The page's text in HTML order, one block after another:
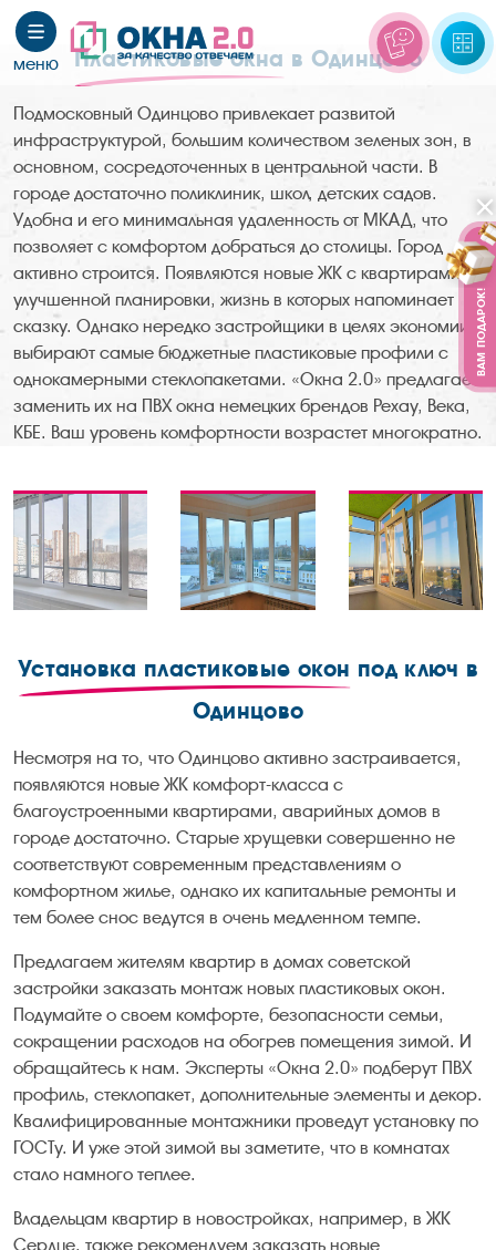
Пластиковые окна в Одинцово
Подмосковный Одинцово привлекает развитой
инфраструктурой, большим количеством зеленых зон, в
основном, сосредоточенных в центральной части. В
городе достаточно поликлиник, школ, детских садов.
Удобна и его минимальная удаленность от МКАД, что
позволяет с комфортом добраться до столицы. Город
активно строится. Появляются новые ЖК с квартирами
улучшенной планировки, жизнь в которых напоминает
сказку. Однако нередко застройщики в целях экономии
выбирают самые бюджетные пластиковые профили с
однокамерными стеклопакетами. «Окна 2.0» предлагает
заменить их на ПВХ окна немецких брендов Рехау, Века,
КБЕ. Ваш уровень комфортности возрастет многократно.
Установка пластиковые окон под ключ в
Одинцово
Несмотря на то, что Одинцово активно застраивается,
появляются новые ЖК комфорт-класса с
благоустроенными квартирами, аварийных домов в
городе достаточно. Старые хрущевки совершенно не
соответствуют современным представлениям о
комфортном жилье, однако их капитальные ремонты и
тем более снос ведутся в очень медленном темпе.
Предлагаем жителям квартир в домах советской
застройки заказать монтаж новых пластиковых окон.
Подумайте о своем комфорте, безопасности семьи,
сокращении расходов на обогрев помещения зимой. И
обращайтесь к нам. Эксперты «Окна 2.0» подберут ПВХ
профиль, стеклопакет, дополнительные элементы и декор.
Квалифицированные монтажники проведут установку по
ГОСТу. И уже этой зимой вы заметите, что в комнатах
стало намного теплее.
Владельцам квартир в новостройках, например, в ЖК
Сердце, также рекомендуем заказать новые
ВАМ ПОДАРОК!